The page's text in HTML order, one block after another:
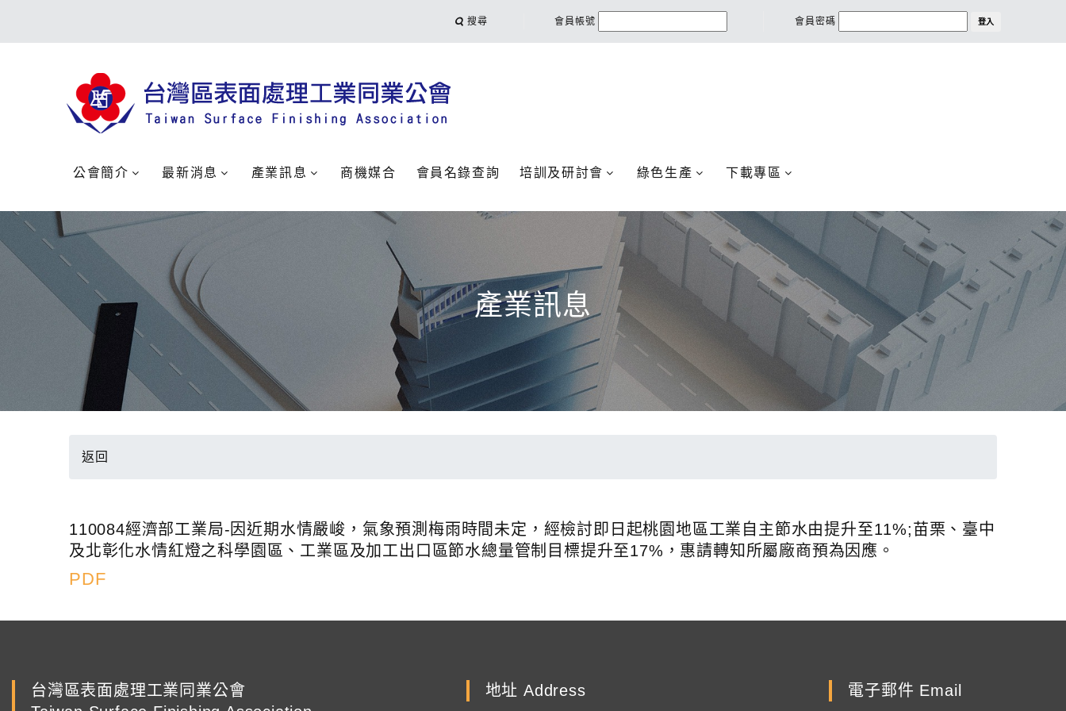
搜尋 會員帳號 會員密碼 登入
公會簡介 最新消息 產業訊息 商機媒合 會員名錄查詢 培訓及研討會 綠色生產 下載專區
產業訊息
返回
110084經濟部工業局-因近期水情嚴峻，氣象預測梅雨時間未定，經檢討即日起桃園地區工業自主節水由提升至11%;苗栗、臺中
及北彰化水情紅燈之科學園區、工業區及加工出口區節水總量管制目標提升至17%，惠請轉知所屬廠商預為因應。
PDF
台灣區表面處理工業同業公會
地址 Address 電子郵件 Email